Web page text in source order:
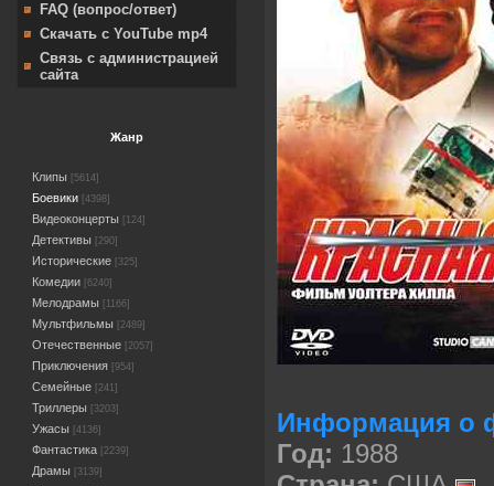
FAQ (вопрос/ответ)
Скачать с YouTube mp4
Связь с администрацией
сайта
Жанр
Клипы [5614]
Боевики [4398]
Видеоконцерты [124]
Детективы [290]
Исторические [325]
Комедии [6240]
Мелодрамы [1166]
Мультфильмы [2489]
Отечественные [2057]
Приключения [954]
Семейные [241]
Триллеры [3203]
Ужасы [4136]
Фантастика [2239]
Драмы [3139]
Информация о
Год: 1988